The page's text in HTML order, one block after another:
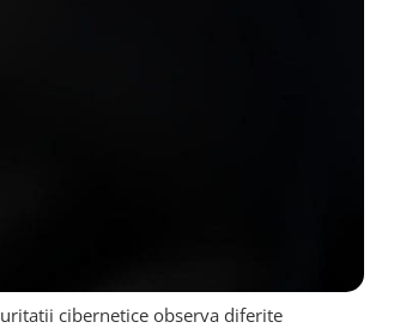
cibernetice observa diferite